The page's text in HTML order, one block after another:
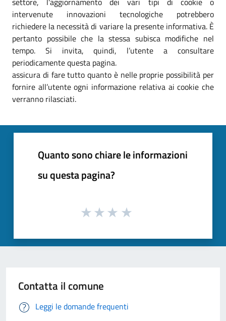
intervenute innovazioni tecnologiche potrebbero
richiedere la necessità di variare la presente informativa. È
pertanto possibile che la stessa subisca modifiche nel
tempo. Si invita, quindi, l’utente a consultare
periodicamente questa pagina.
assicura di fare tutto quanto è nelle proprie possibilità per
fornire all’utente ogni informazione relativa ai cookie che
verranno rilasciati.
Quanto sono chiare le informazioni
su questa pagina?
Contatta il comune
Leggi le domande frequenti